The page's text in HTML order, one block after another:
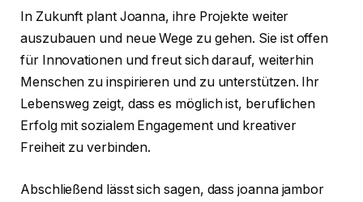
In Zukunft plant Joanna, ihre Projekte weiter
auszubauen und neue Wege zu gehen. Sie ist offen
für Innovationen und freut sich darauf, weiterhin
Menschen zu inspirieren und zu unterstützen. Ihr
Lebensweg zeigt, dass es möglich ist, beruflichen
Erfolg mit sozialem Engagement und kreativer
Freiheit zu verbinden.
Abschließend lässt sich sagen, dass joanna jambor